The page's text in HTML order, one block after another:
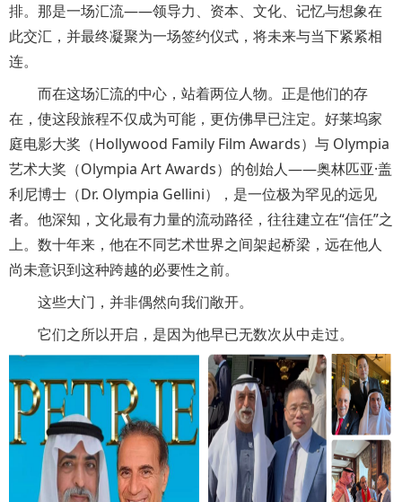
排。那是一场汇流——领导力、资本、文化、记忆与想象在
此交汇，并最终凝聚为一场签约仪式，将未来与当下紧紧相
连。
而在这场汇流的中心，站着两位人物。正是他们的存
在，使这段旅程不仅成为可能，更仿佛早已注定。好莱坞家
庭电影大奖（Hollywood Family Film Awards）与 Olympia
艺术大奖（Olympia Art Awards）的创始人——奥林匹亚·盖
利尼博士（Dr. Olympia Gellini），是一位极为罕见的远见
者。他深知，文化最有力量的流动路径，往往建立在“信任”之
上。数十年来，他在不同艺术世界之间架起桥梁，远在他人
尚未意识到这种跨越的必要性之前。
这些大门，并非偶然向我们敞开。
它们之所以开启，是因为他早已无数次从中走过。